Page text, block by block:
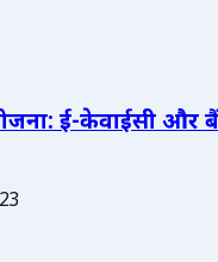
ई-केवाईसी और
23